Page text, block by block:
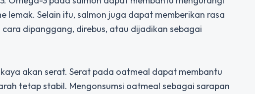
Selain itu, salmon juga dapat memberikan rasa
dipanggang, direbus, atau dijadikan sebagai
akan serat. Serat pada oatmeal dapat membantu
tetap stabil. Mengonsumsi oatmeal sebagai sarapan